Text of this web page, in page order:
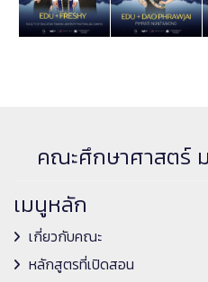
คณะศึกษาศาสตร์
เมนูหลัก
เกี่ยวกับคณะ
หลักสูตรที่เปิดสอน